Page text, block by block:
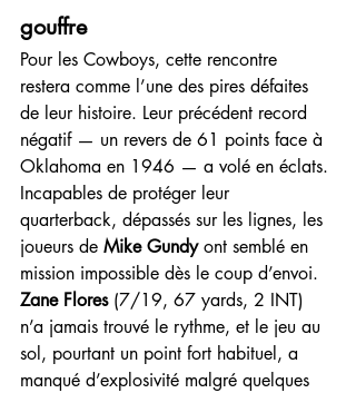
gouffre
Pour les Cowboys, cette rencontre
restera comme l’une des pires défaites
de leur histoire. Leur précédent record
négatif — un revers de 61 points face à
Oklahoma en 1946 — a volé en éclats.
Incapables de protéger leur
quarterback, dépassés sur les lignes, les
joueurs de Mike Gundy ont semblé en
mission impossible dès le coup d’envoi.
Zane Flores (7/19, 67 yards, 2 INT)
n’a jamais trouvé le rythme, et le jeu au
sol, pourtant un point fort habituel, a
manqué d’explosivité malgré quelques